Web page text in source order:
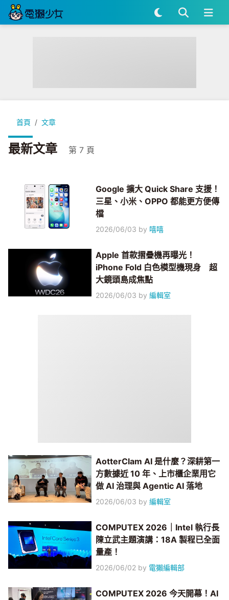
首頁 文章
最新文章 第 7 頁
Google 擴大 Quick Share 支援！
三星、小米、OPPO 都能更方便傳
檔
2026/06/03 by 嘻嘻
Apple 首款摺疊機再曝光！
iPhone Fold 白色模型機現身 超
大鏡頭島成焦點
2026/06/03 by編輯室
AotterClam AI 是什麼？深耕第一
方數據近 10 年、上市櫃企業用它
做 AI 治理與 Agentic AI 落地
2026/06/03 by編輯室
COMPUTEX 2026｜Intel 執行長
陳立武主題演講：18A 製程已全面
量產！
2026/06/02 by 電獺編輯部
COMPUTEX 2026 今天開幕！AI